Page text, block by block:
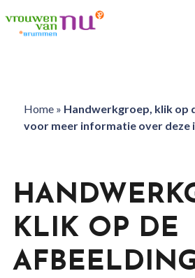
Home» Handwerkgroep, klik op
voor meer informatie over deze
KLIK OP DE